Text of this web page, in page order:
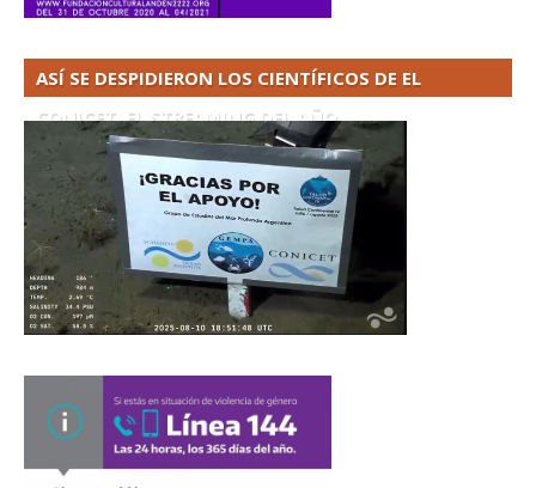
ASÍ SE DESPIDIERON LOS CIENTÍFICOS DE EL
CONICET. EL STREAMING DEL AÑO